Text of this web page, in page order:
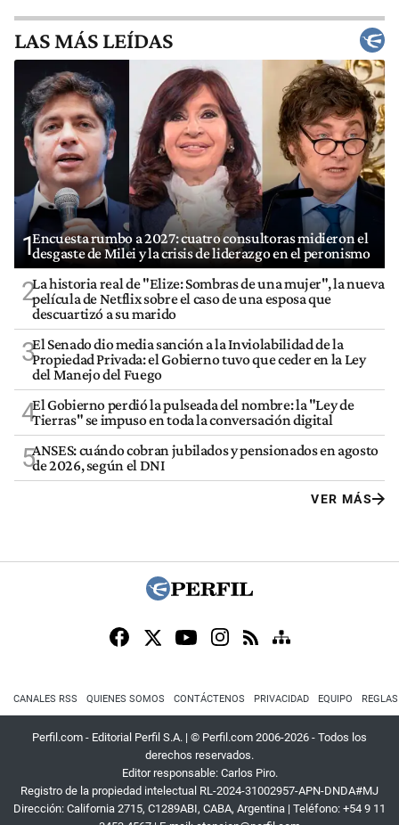
LAS MÁS LEÍDAS
1Encuesta rumbo a 2027: cuatro consultoras midieron el
desgaste de Milei y la crisis de liderazgo en el peronismo
2La historia real de "Elize: Sombras de una mujer", la nueva
película de Netflix sobre el caso de una esposa que
descuartizó a su marido
3El Senado dio media sanción a la Inviolabilidad de la
Propiedad Privada: el Gobierno tuvo que ceder en la Ley
del Manejo del Fuego
4El Gobierno perdió la pulseada del nombre: la "Ley de
Tierras" se impuso en toda la conversación digital
5ANSES: cuándo cobran jubilados y pensionados en agosto
de 2026, según el DNI
VER MÁS
CANALES RSS QUIENES SOMOS CONTÁCTENOS PRIVACIDAD EQUIPO
Perfil.com - Editorial Perfil S.A. | © Perfil.com 2006-2026 - Todos los
derechos reservados.
Editor responsable: Carlos Piro.
Registro de la propiedad intelectual RL-2024-31002957-APN-DNDA#MJ
Dirección: California 2715, C1289ABI, CABA, Argentina | Teléfono: +54 9 11